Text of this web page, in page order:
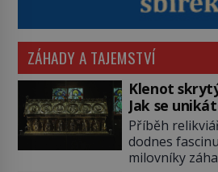
ZÁHADY A TAJEMSTVÍ
Klenot
Jak se
poklad
Bečova?
Příběh
dodnes
milovníky